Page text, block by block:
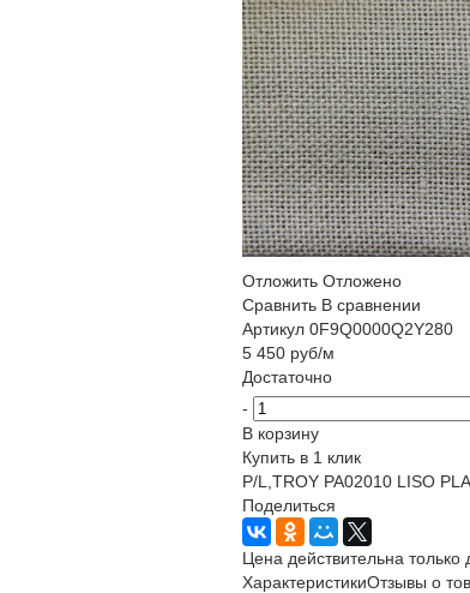
Отложить Отложено
Сравнить В сравнении
Артикул 0F9Q0000Q2Y280
5 450руб/м
Достаточно
-
В корзину
Купить в 1 клик
P/L,TROY PA02010 LISO
Поделиться
Цена действительна
ХарактеристикиОтзывы о